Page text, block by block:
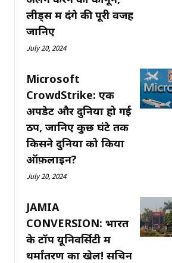
लीड्स में दंगे की पूरी वजह
जानिए
July 20, 2024
Microsoft
CrowdStrike: एक
अपडेट और दुनिया हो गई
ठप, जानिए कुछ घंटे तक
किसने दुनिया को किया
ऑफ़लाइन?
July 20, 2024
JAMIA
CONVERSION: भारत
के टॉप यूनिवर्सिटी में
धर्मांतरण का खेल! सचिन